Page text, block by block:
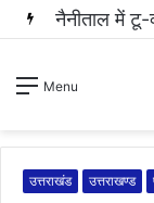
Menu
उत्तराखंड उत्तराखण्ड